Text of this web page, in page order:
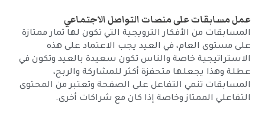
عمل مسابقات على منصات التواصل الاجتماعي
المسابقات من الأفكار الترويجية التي تكون لها ثمار ممتازة
على مستوى العام، في العيد يجب الاعتماد على هذه
الاستراتيجية خاصة والناس تكون سعيدة بالعيد وتكون في
عطلة وهذا يجعلها متحفزة أكثر للمشاركة والربح،
المسابقات تنمي التفاعل على الصفحة وتعتبر من المحتوى
التفاعلي الممتاز وخاصة إذا كان مع شراكات أخرى.